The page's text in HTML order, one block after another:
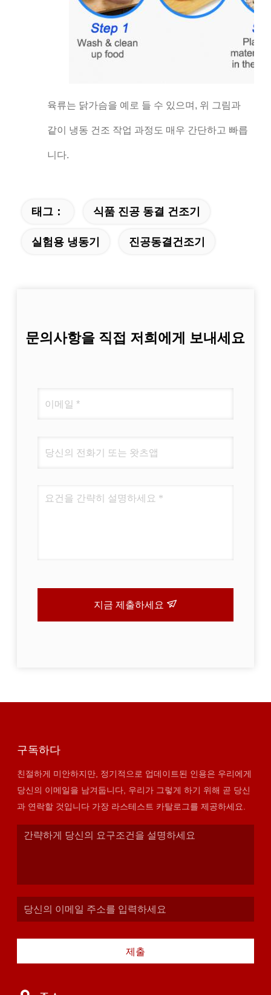
육류는 닭가슴을 예로 들 수 있으며, 위 그림과
같이 냉동 건조 작업 과정도 매우 간단하고 빠릅
니다.
태그： 식품 진공 동결 건조기
실험용 냉동기 진공동결건조기
문의사항을 직접 저희에게 보내세요
지금 제출하세요
구독하다
친절하게 미안하지만, 정기적으로 업데이트된 인용은 우리에게
당신의 이메일을 남겨둡니다, 우리가 그렇게 하기 위해 곧 당신
과 연락할 것입니다 가장 라스테스트 카탈로그를 제공하세요.
제출